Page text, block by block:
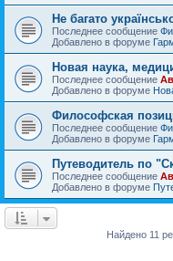
Не багато
Последнее сообщение
Добавлено в форуме
Новая наука,
Последнее сообщение
Добавлено в форуме
Философская
Последнее сообщение
Добавлено в форуме
Путеводитель по
Последнее сообщение
Добавлено в форуме
Найдено 11